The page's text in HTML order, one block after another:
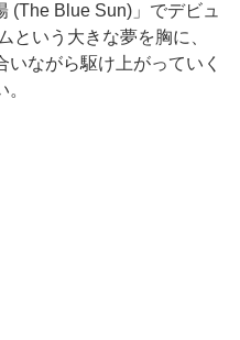
Blue Sun)」でデビュ
という大きな夢を胸に、
ながら駆け上がっていく